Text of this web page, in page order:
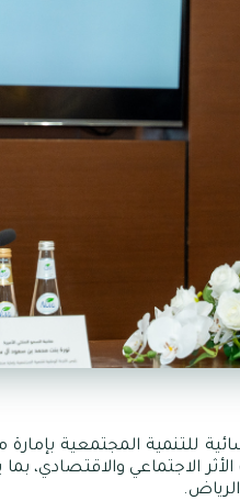
للتنمية المجتمعية بإمارة
الاجتماعي والاقتصادي،
.